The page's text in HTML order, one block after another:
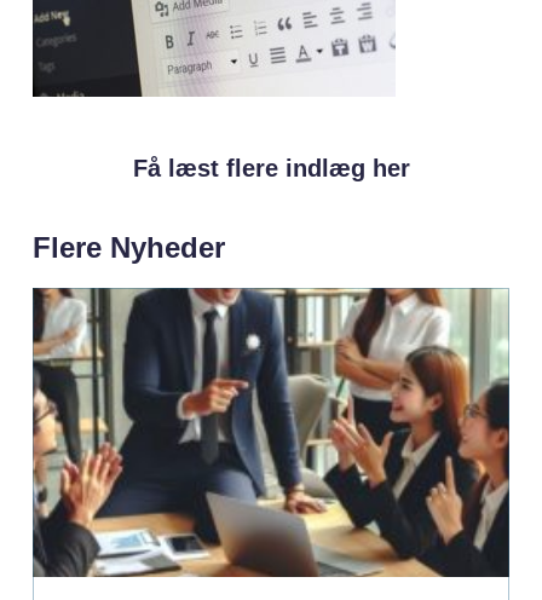
Få læst flere indlæg her
Flere Nyheder